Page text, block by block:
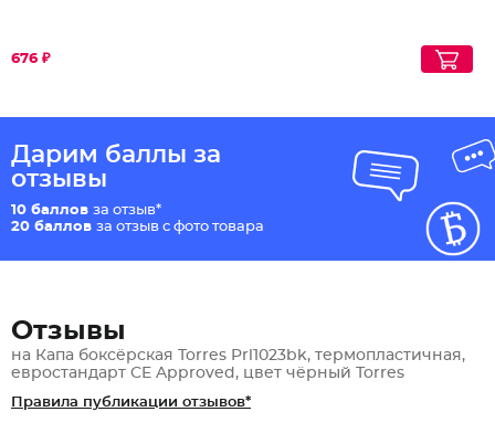
676 ₽
Дарим баллы за
отзывы
10 баллов за отзыв*
20 баллов за отзыв с фото товара
Отзывы
на Капа боксёрская Torres Prl1023bk, термопластичная,
евростандарт CE Approved, цвет чёрный Torres
Правила публикации отзывов*